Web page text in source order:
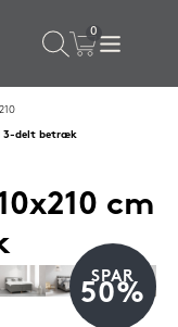
3-delt betræk
cm
SPAR
50%